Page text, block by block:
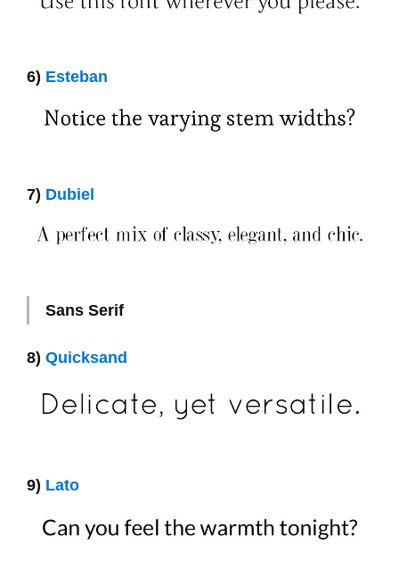
6) Esteban
7) Dubiel
Sans Serif
8) Quicksand
9) Lato